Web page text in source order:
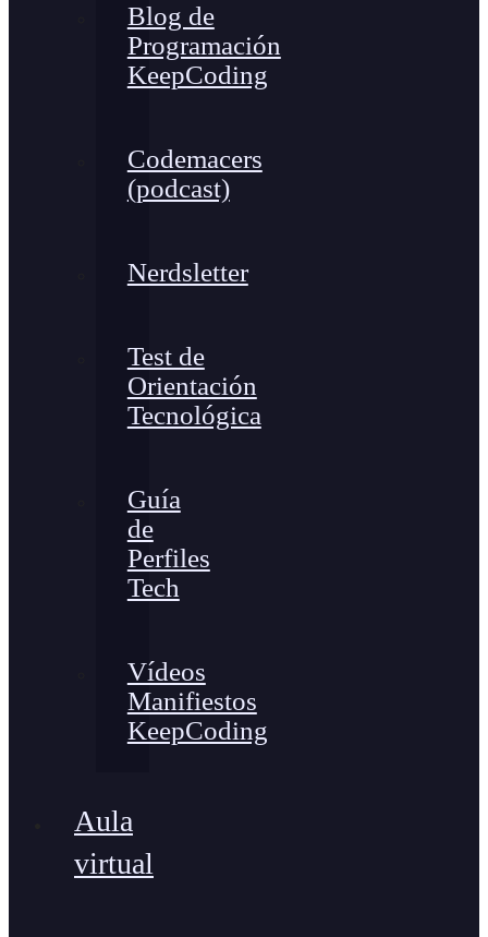
Blog de
Programación
KeepCoding
Codemacers
(podcast)
Nerdsletter
Test de
Orientación
Tecnológica
Guía
de
Perfiles
Tech
Vídeos
Manifiestos
KeepCoding
Aula
virtual